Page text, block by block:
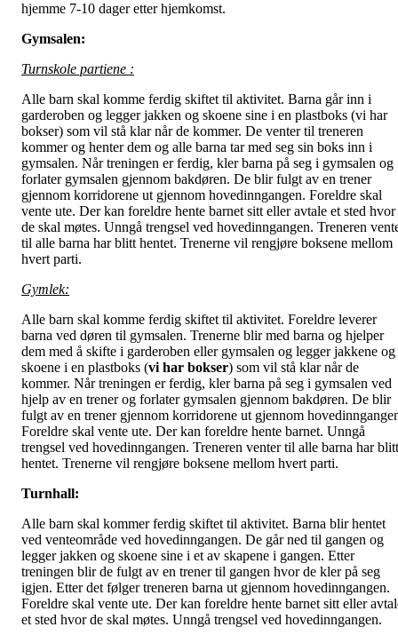
hjemme 7-10 dager etter hjemkomst.
Gymsalen:
Turnskole partiene :
Alle barn skal komme ferdig skiftet til aktivitet. Barna går inn i
garderoben og legger jakken og skoene sine i en plastboks (vi har
bokser) som vil stå klar når de kommer. De venter til treneren
kommer og henter dem og alle barna tar med seg sin boks inn i
gymsalen. Når treningen er ferdig, kler barna på seg i gymsalen og
forlater gymsalen gjennom bakdøren. De blir fulgt av en trener
gjennom korridorene ut gjennom hovedinngangen. Foreldre skal
vente ute. Der kan foreldre hente barnet sitt eller avtale et sted hvor
de skal møtes. Unngå trengsel ved hovedinngangen. Treneren
til alle barna har blitt hentet. Trenerne vil rengjøre boksene mellom
hvert parti.
Gymlek:
Alle barn skal komme ferdig skiftet til aktivitet. Foreldre leverer
barna ved døren til gymsalen. Trenerne blir med barna og hjelper
dem med å skifte i garderoben eller gymsalen og legger jakkene og
skoene i en plastboks (vi har bokser) som vil stå klar når de
kommer. Når treningen er ferdig, kler barna på seg i gymsalen ved
hjelp av en trener og forlater gymsalen gjennom bakdøren. De blir
fulgt av en trener gjennom korridorene ut gjennom
Foreldre skal vente ute. Der kan foreldre hente barnet. Unngå
trengsel ved hovedinngangen. Treneren venter til alle barna har blitt
hentet. Trenerne vil rengjøre boksene mellom hvert parti.
Turnhall:
Alle barn skal kommer ferdig skiftet til aktivitet. Barna blir hentet
ved venteområde ved hovedinngangen. De går ned til gangen og
legger jakken og skoene sine i et av skapene i gangen. Etter
treningen blir de fulgt av en trener til gangen hvor de kler på seg
igjen. Etter det følger treneren barna ut gjennom hovedinngangen.
Foreldre skal vente ute. Der kan foreldre hente barnet sitt eller
et sted hvor de skal møtes. Unngå trengsel ved hovedinngangen.